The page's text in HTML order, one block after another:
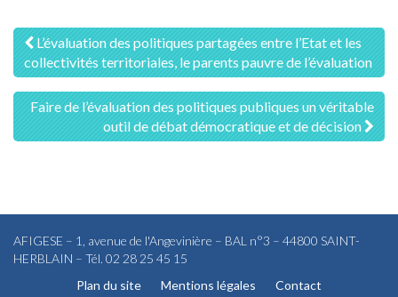
Navigation
des
articles
L’évaluation des politiques partagées entre l’Etat et les
collectivités territoriales, le parents pauvre de l’évaluation
Faire de l’évaluation des politiques publiques un véritable
outil de débat démocratique et de décision
AFIGESE – 1, avenue de l'Angevinière – BAL n°3 – 44800 SAINT-
HERBLAIN – Tél. 02 28 25 45 15
Plan du site
Mentions légales Contact